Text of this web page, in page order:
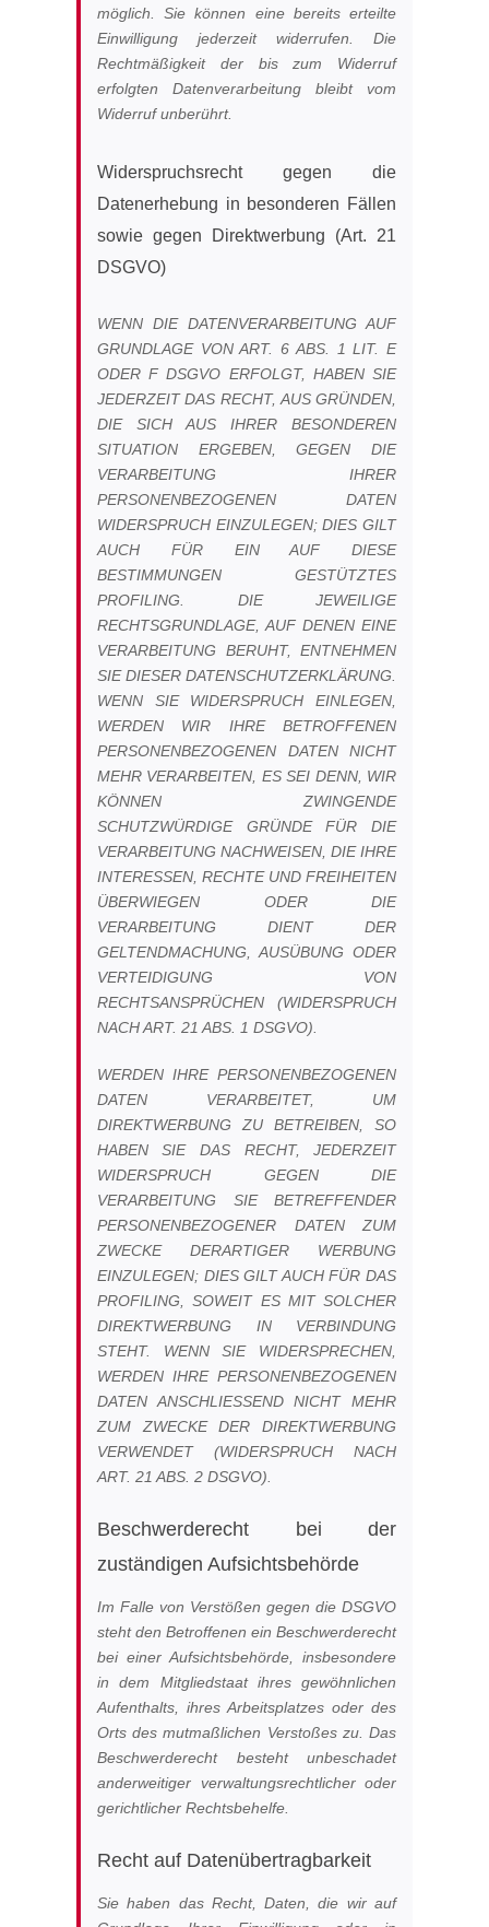
möglich. Sie können eine bereits erteilte
Einwilligung jederzeit widerrufen. Die
Rechtmäßigkeit der bis zum Widerruf
erfolgten Datenverarbeitung bleibt vom
Widerruf unberührt.
Widerspruchsrecht gegen die
Datenerhebung in besonderen Fällen
sowie gegen Direktwerbung (Art. 21
DSGVO)
WENN DIE DATENVERARBEITUNG AUF
GRUNDLAGE VON ART. 6 ABS. 1 LIT. E
ODER F DSGVO ERFOLGT, HABEN SIE
JEDERZEIT DAS RECHT, AUS GRÜNDEN,
DIE SICH AUS IHRER BESONDEREN
SITUATION ERGEBEN, GEGEN DIE
VERARBEITUNG IHRER
PERSONENBEZOGENEN DATEN
WIDERSPRUCH EINZULEGEN; DIES GILT
AUCH FÜR EIN AUF DIESE
BESTIMMUNGEN GESTÜTZTES
PROFILING. DIE JEWEILIGE
RECHTSGRUNDLAGE, AUF DENEN EINE
VERARBEITUNG BERUHT, ENTNEHMEN
SIE DIESER DATENSCHUTZERKLÄRUNG.
WENN SIE WIDERSPRUCH EINLEGEN,
WERDEN WIR IHRE BETROFFENEN
PERSONENBEZOGENEN DATEN NICHT
MEHR VERARBEITEN, ES SEI DENN, WIR
KÖNNEN ZWINGENDE
SCHUTZWÜRDIGE GRÜNDE FÜR DIE
VERARBEITUNG NACHWEISEN, DIE IHRE
INTERESSEN, RECHTE UND FREIHEITEN
ÜBERWIEGEN ODER DIE
VERARBEITUNG DIENT DER
GELTENDMACHUNG, AUSÜBUNG ODER
VERTEIDIGUNG VON
RECHTSANSPRÜCHEN (WIDERSPRUCH
NACH ART. 21 ABS. 1 DSGVO).
WERDEN IHRE PERSONENBEZOGENEN
DATEN VERARBEITET, UM
DIREKTWERBUNG ZU BETREIBEN, SO
HABEN SIE DAS RECHT, JEDERZEIT
WIDERSPRUCH GEGEN DIE
VERARBEITUNG SIE BETREFFENDER
PERSONENBEZOGENER DATEN ZUM
ZWECKE DERARTIGER WERBUNG
EINZULEGEN; DIES GILT AUCH FÜR DAS
PROFILING, SOWEIT ES MIT SOLCHER
DIREKTWERBUNG IN VERBINDUNG
STEHT. WENN SIE WIDERSPRECHEN,
WERDEN IHRE PERSONENBEZOGENEN
DATEN ANSCHLIESSEND NICHT MEHR
ZUM ZWECKE DER DIREKTWERBUNG
VERWENDET (WIDERSPRUCH NACH
ART. 21 ABS. 2 DSGVO).
Beschwerde­recht bei der
zuständigen Aufsichts­behörde
Im Falle von Verstößen gegen die DSGVO
steht den Betroffenen ein Beschwerderecht
bei einer Aufsichtsbehörde, insbesondere
in dem Mitgliedstaat ihres gewöhnlichen
Aufenthalts, ihres Arbeitsplatzes oder des
Orts des mutmaßlichen Verstoßes zu. Das
Beschwerderecht besteht unbeschadet
anderweitiger verwaltungsrechtlicher oder
gerichtlicher Rechtsbehelfe.
Recht auf Daten­übertrag­barkeit
Sie haben das Recht, Daten, die wir auf